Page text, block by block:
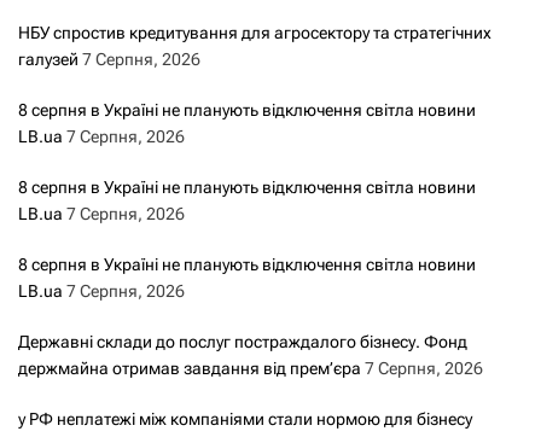
НБУ спростив кредитування для агросектору та стратегічних
галузей 7 Серпня, 2026
8 серпня в Україні не планують відключення світла новини
LB.ua 7 Серпня, 2026
8 серпня в Україні не планують відключення світла новини
LB.ua 7 Серпня, 2026
8 серпня в Україні не планують відключення світла новини
LB.ua 7 Серпня, 2026
Державні склади до послуг постраждалого бізнесу. Фонд
держмайна отримав завдання від прем’єра 7 Серпня, 2026
у РФ неплатежі між компаніями стали нормою для бізнесу